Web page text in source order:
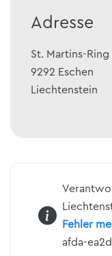
Adresse
St. Martins-Ring
9292 Eschen
Liechtenstein
Fehler
afda-